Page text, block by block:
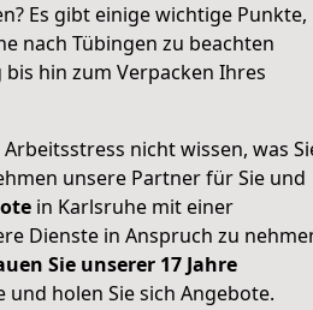
Es gibt einige wichtige Punkte,
nach Tübingen zu beachten
hin zum Verpacken Ihres
nicht wissen, was
unsere Partner für Sie und
in Karlsruhe mit einer
Dienste in Anspruch zu
Sie unserer 17 Jahre
holen Sie sich Angebote.